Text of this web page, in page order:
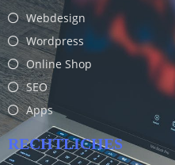
Webdesign
Wordpress
Online Shop
SEO
Apps
RECHTLICHES